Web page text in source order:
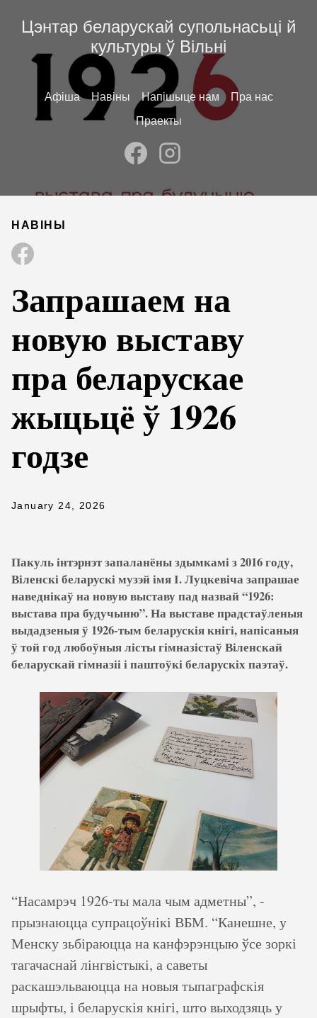
Цэнтар беларускай супольнасьці й
культуры ў Вільні
Афіша Навіны Напішыце нам
Пра нас
Праекты
НАВІНЫ
Запрашаем на
новую выставу
пра беларускае
жыцьцё ў 1926
годзе
January 24, 2026
Пакуль інтэрнэт запаланёны здымкамі з 2016 году,
Віленскі беларускі музэй імя І. Луцкевіча запрашае
наведнікаў на новую выставу пад назвай “1926:
выстава пра будучыню”. На выставе прадстаўленыя
выдадзеныя ў 1926-тым беларускія кнігі, напісаныя
ў той год любоўныя лісты гімназістаў Віленскай
беларускай гімназіі і паштоўкі беларускіх паэтаў.
“Насамрэч 1926-ты мала чым адметны”, -
прызнаюцца супрацоўнікі ВБМ. “Канешне, у
Менску зьбіраюцца на канфэрэнцыю ўсе зоркі
тагачаснай лінгвістыкі, а саветы
раскашэльваюцца на новыя тыпаграфскія
шрыфты, і беларускія кнігі, што выходзяць у